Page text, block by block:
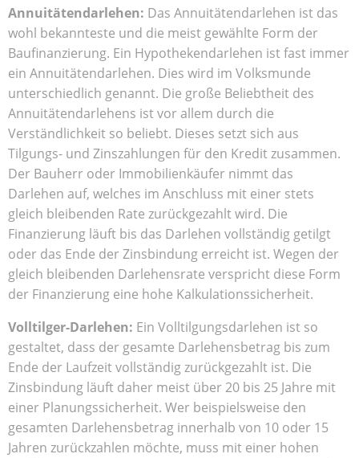
Annuitätendarlehen: Das Annuitätendarlehen ist das
wohl bekannteste und die meist gewählte Form der
Baufinanzierung. Ein Hypothekendarlehen ist fast immer
ein Annuitätendarlehen. Dies wird im Volksmunde
unterschiedlich genannt. Die große Beliebtheit des
Annuitätendarlehens ist vor allem durch die
Verständlichkeit so beliebt. Dieses setzt sich aus
Tilgungs- und Zinszahlungen für den Kredit zusammen.
Der Bauherr oder Immobilienkäufer nimmt das
Darlehen auf, welches im Anschluss mit einer stets
gleich bleibenden Rate zurückgezahlt wird. Die
Finanzierung läuft bis das Darlehen vollständig getilgt
oder das Ende der Zinsbindung erreicht ist. Wegen der
gleich bleibenden Darlehensrate verspricht diese Form
der Finanzierung eine hohe Kalkulationssicherheit.
Volltilger-Darlehen: Ein Volltilgungsdarlehen ist so
gestaltet, dass der gesamte Darlehensbetrag bis zum
Ende der Laufzeit vollständig zurückgezahlt ist. Die
Zinsbindung läuft daher meist über 20 bis 25 Jahre mit
einer Planungssicherheit. Wer beispielsweise den
gesamten Darlehensbetrag innerhalb von 10 oder 15
Jahren zurückzahlen möchte, muss mit einer hohen